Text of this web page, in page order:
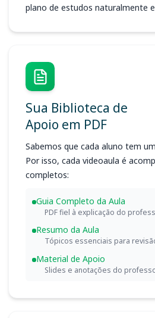
plano de estudos naturalmente
Sua Biblioteca de
Apoio em PDF
Sabemos que cada aluno tem
Por isso, cada videoaula é
completos:
Guia Completo da Aula
PDF fiel à explicação do
Resumo da Aula
Tópicos essenciais para
Material de Apoio
Slides e anotações do